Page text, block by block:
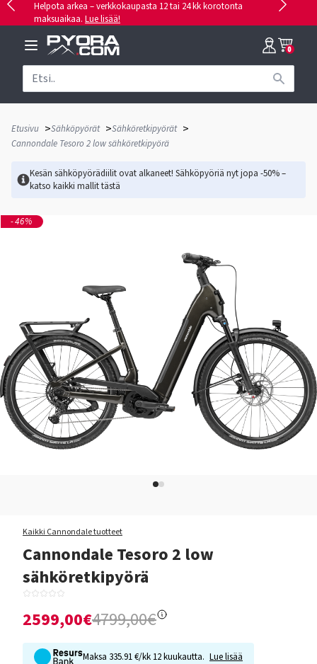
Helpota arkea – verkkokaupasta 12 tai 24 kk korotonta
maksuaikaa. Lue lisää!
0
Etusivu >Sähköpyörät >Sähköretkipyörät >
Cannondale Tesoro 2 low sähköretkipyörä
Kesän sähköpyörädiilit ovat alkaneet! Sähköpyöriä nyt jopa -50% –
katso kaikki mallittästä
-46%
Kaikki Cannondale tuotteet
Cannondale Tesoro 2 low
sähköretkipyörä
2599,00€4799,00€
Maksa 335.91 €/kk 12 kuukautta. Lue lisää